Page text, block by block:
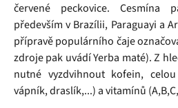
červené peckovice. Cesmína
především v Brazílii, Paraguayi a
přípravě populárního čaje
zdroje pak uvádí Yerba maté). Z
nutné vyzdvihnout kofein,
vápník, draslík,...) a vitamínů